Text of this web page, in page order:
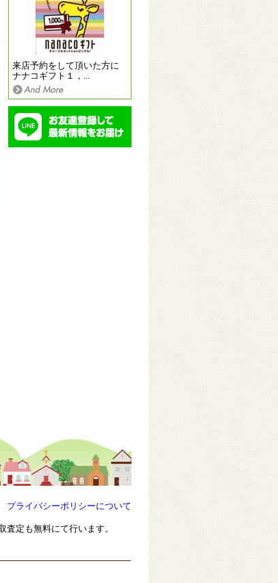
来店予約をして頂いた方に
ナナコギフト１，...
プライバシーポリシーについて
定も無料にて行います。